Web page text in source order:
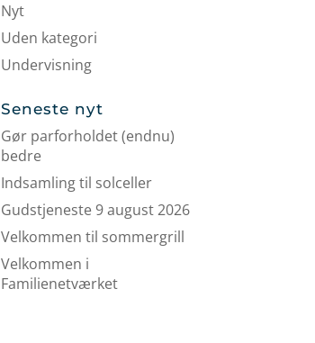
Nyt
Uden kategori
Undervisning
Seneste nyt
Gør parforholdet (endnu)
bedre
Indsamling til solceller
Gudstjeneste 9 august 2026
Velkommen til sommergrill
Velkommen i
Familienetværket